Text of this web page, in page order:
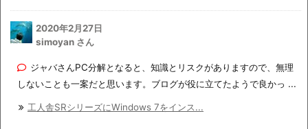
2020年2月27日
simoyan さん
ジャバさんPC分解となると、知識とリスクがありますので、無理
しないことも一案だと思います。ブログが役に立てたようで良かっ ...
工人舎SRシリーズにWindows 7をインス...